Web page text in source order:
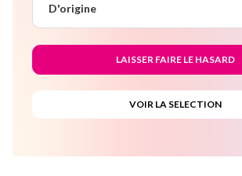
D'origine